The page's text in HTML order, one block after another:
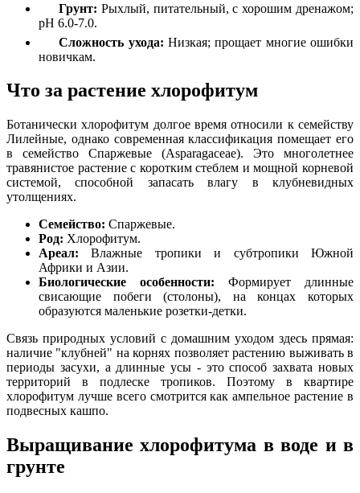
Грунт: Рыхлый, питательный, с хорошим дренажом;
pH 6.0-7.0.
Сложность ухода: Низкая; прощает многие ошибки
новичкам.
Что за растение хлорофитум
Ботанически хлорофитум долгое время относили к семейству
Лилейные, однако современная классификация помещает его
в семейство Спаржевые (Asparagaceae). Это многолетнее
травянистое растение с коротким стеблем и мощной корневой
системой, способной запасать влагу в клубневидных
утолщениях.
Семейство: Спаржевые.
Род: Хлорофитум.
Ареал: Влажные тропики и субтропики Южной
Африки и Азии.
Биологические особенности: Формирует длинные
свисающие побеги (столоны), на концах которых
образуются маленькие розетки-детки.
Связь природных условий с домашним уходом здесь прямая:
наличие "клубней" на корнях позволяет растению выживать в
периоды засухи, а длинные усы - это способ захвата новых
территорий в подлеске тропиков. Поэтому в квартире
хлорофитум лучше всего смотрится как ампельное растение в
подвесных кашпо.
Выращивание хлорофитума в воде и в
грунте